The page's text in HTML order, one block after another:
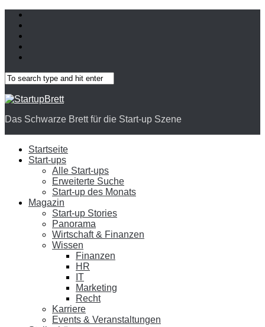
Das Schwarze Brett für die Start-up Szene
Startseite
Start-ups
Alle Start-ups
Erweiterte Suche
Start-up des Monats
Magazin
Start-up Stories
Panorama
Wirtschaft & Finanzen
Wissen
Finanzen
HR
IT
Marketing
Recht
Karriere
Events & Veranstaltungen